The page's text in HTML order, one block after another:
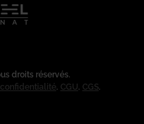
droits réservés.
. CGU. CGS.